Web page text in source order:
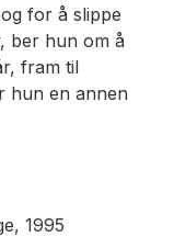
for å slippe
ber hun om å
fram til
hun en annen
1995